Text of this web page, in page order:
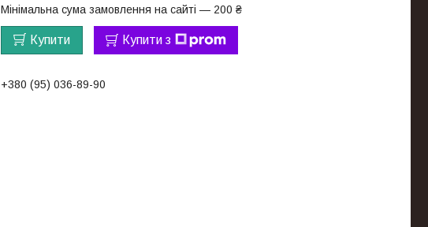
Мінімальна сума замовлення на сайті — 200 ₴
Купити Купити з
+380 (95) 036-89-90